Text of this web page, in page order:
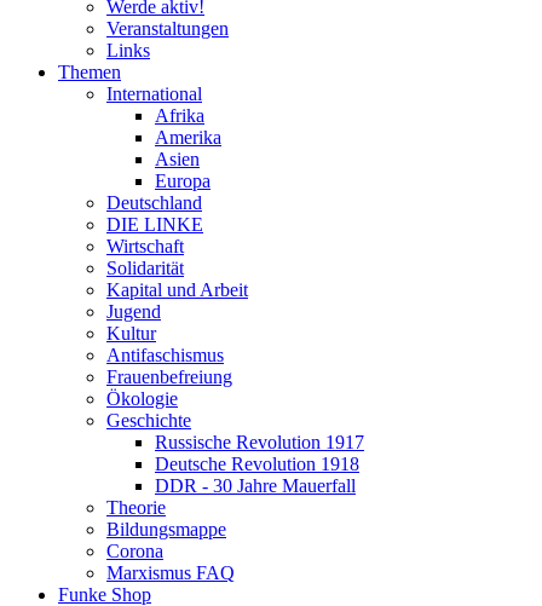
Werde aktiv!
Veranstaltungen
Links
Themen
International
Afrika
Amerika
Asien
Europa
Deutschland
DIE LINKE
Wirtschaft
Solidarität
Kapital und Arbeit
Jugend
Kultur
Antifaschismus
Frauenbefreiung
Ökologie
Geschichte
Russische Revolution 1917
Deutsche Revolution 1918
DDR - 30 Jahre Mauerfall
Theorie
Bildungsmappe
Corona
Marxismus FAQ
Funke Shop